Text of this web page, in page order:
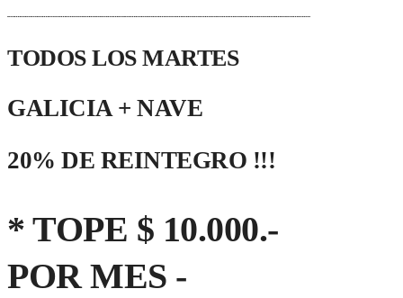
TODOS LOS MARTES
GALICIA + NAVE
20% DE REINTEGRO !!!
* TOPE $ 10.000.-
POR MES -